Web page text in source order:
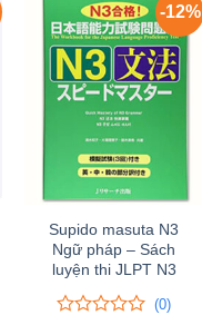
-12%
Supido masuta N3
Ngữ pháp – Sách
luyện thi JLPT N3
(0)